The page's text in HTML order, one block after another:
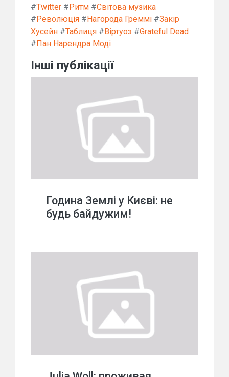
#Twitter #Ритм #Світова музика
#Революція #Нагорода Греммі #Закір
Хусейн #Таблиця #Віртуоз #Grateful Dead
#Пан Нарендра Моді
Інші публікації
Година Землі у Києві: не
будь байдужим!